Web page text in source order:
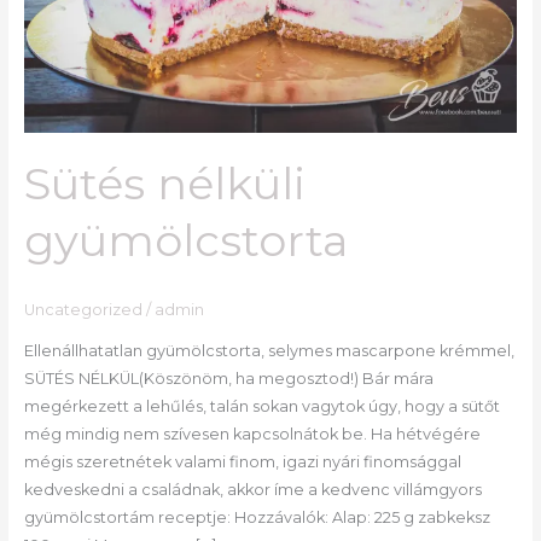
Sütés nélküli
gyümölcstorta
Uncategorized / admin
Ellenállhatatlan gyümölcstorta, selymes mascarpone krémmel,
SÜTÉS NÉLKÜL(Köszönöm, ha megosztod!) Bár mára
megérkezett a lehűlés, talán sokan vagytok úgy, hogy a sütőt
még mindig nem szívesen kapcsolnátok be. Ha hétvégére
mégis szeretnétek valami finom, igazi nyári finomsággal
kedveskedni a családnak, akkor íme a kedvenc villámgyors
gyümölcstortám receptje: Hozzávalók: Alap: 225 g zabkeksz